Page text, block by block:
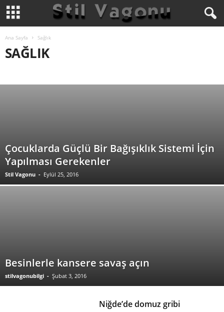
Ana Sayfa Sağlık
SAĞLIK
Çocuklarda Güçlü Bir Bağışıklık Sistemi İçin
Yapılması Gerekenler
Stil Vagonu - Eylül 25, 2016
Besinlerle kansere savaş açın
stilvagonubilgi - Şubat 3, 2016
Niğde’de domuz gribi